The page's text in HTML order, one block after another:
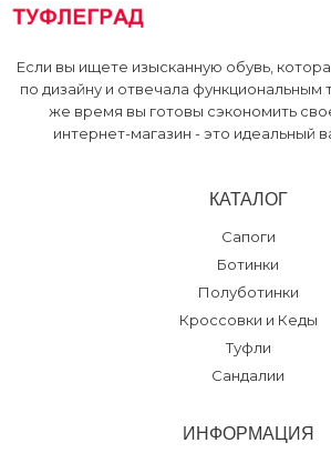
Если вы ищете изысканную обувь,
по дизайну и отвечала функциональным
же время вы готовы сэкономить
интернет-магазин - это идеальный
КАТАЛОГ
Сапоги
Ботинки
Полуботинки
Кроссовки и Кеды
Туфли
Сандалии
ИНФОРМАЦИЯ